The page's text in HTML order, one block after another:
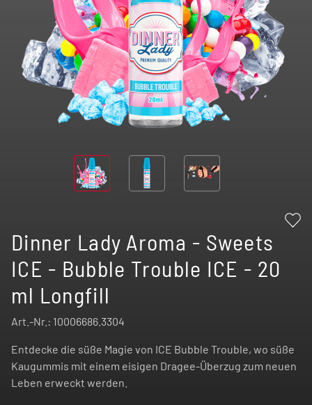
Dinner Lady Aroma - Sweets
ICE - Bubble Trouble ICE - 20
ml Longfill
Art.-Nr.: 10006686.3304
Entdecke die süße Magie von ICE Bubble Trouble, wo süße
Kaugummis mit einem eisigen Dragee-Überzug zum neuen
Leben erweckt werden.